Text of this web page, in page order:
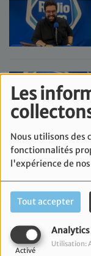
Les
Nous utilisons des
fonctionnalités
l'expérience de
Tout accepter
Analytics
Activé
Utilisation: